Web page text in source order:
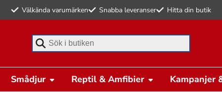
Välkända varumärken Snabba leveranser Hitta din butik
Börja skriva för att söka
Smådjur Reptil & Amfibier Kampanjer